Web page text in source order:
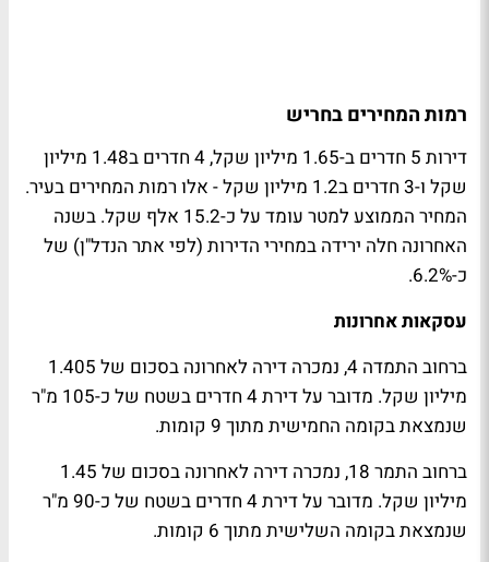
רמות המחירים בחריש
דירות 5 חדרים ב-1.65 מיליון שקל, 4 חדרים ב1.48 מיליון
שקל ו-3 חדרים ב1.2 מיליון שקל - אלו רמות המחירים בעיר.
המחיר הממוצע למטר עומד על כ-15.2 אלף שקל. בשנה
האחרונה חלה ירידה במחירי הדירות (לפי אתר הנדל"ן) של
כ-6.2%.
עסקאות אחרונות
ברחוב התמדה 4, נמכרה דירה לאחרונה בסכום של 1.405
מיליון שקל. מדובר על דירת 4 חדרים בשטח של כ-105 מ"ר
שנמצאת בקומה החמישית מתוך 9 קומות.
ברחוב התמר 18, נמכרה דירה לאחרונה בסכום של 1.45
מיליון שקל. מדובר על דירת 4 חדרים בשטח של כ-90 מ"ר
שנמצאת בקומה השלישית מתוך 6 קומות.